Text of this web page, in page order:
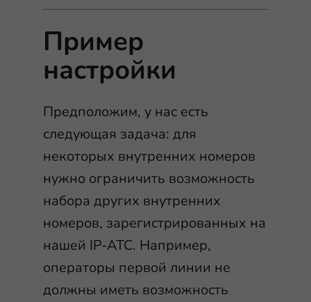
Пример
настройки
Предположим, у нас есть
следующая задача: для
некоторых внутренних номеров
нужно ограничить возможность
набора других внутренних
номеров, зарегистрированных на
нашей IP-АТС. Например,
операторы первой линии не
должны иметь возможность